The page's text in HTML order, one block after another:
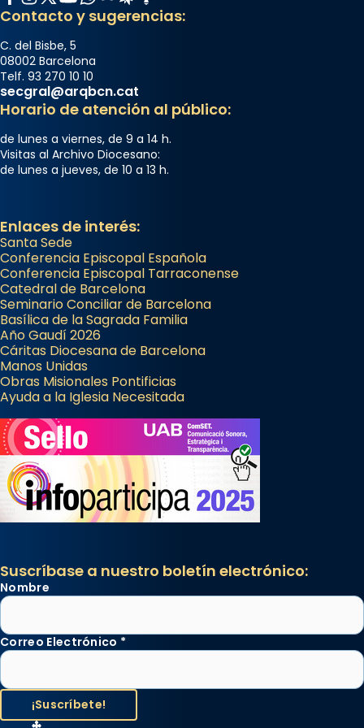
Segons el llibre dels Fets (12,2) fou el primer
apòstol màrtir, decapitat a Jerusalem per
Herodes Agripa (vers l'any 44).
Patró de Galícia, després de les invasions
musulmanes fou venerat com a patró dels
Regnes castellans i més tard de tota
Espanya.
El seu sepulcre a Compostela fou un g
Foto
View on Facebook Share
Contacto y sugerencias:
C. del Bisbe, 5
08002 Barcelona
Telf. 93 270 10 10
secgral@arqbcn.cat
Horario de atención al público:
de lunes a viernes, de 9 a 14 h.
Visitas al Archivo Diocesano:
de lunes a jueves, de 10 a 13 h.
Enlaces de interés:
Santa Sede
Conferencia Episcopal Española
Conferencia Episcopal Tarraconense
Catedral de Barcelona
Seminario Conciliar de Barcelona
Basílica de la Sagrada Familia
Año Gaudí 2026
Cáritas Diocesana de Barcelona
Manos Unidas
Obras Misionales Pontificias
Ayuda a la Iglesia Necesitada
Suscríbase a nuestro boletín electrónico:
Nombre
Correo Electrónico *